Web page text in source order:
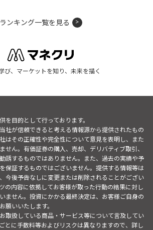
ランキング一覧を見る
び、マーケットを知り、未来を描く
を目的として行っております。
社が信頼できると考える情報源から提供されたもの
はその正確性や完全性について意見を表明し、また
せん。有価証券の購入、売却、デリバティブ取引、
誘するものではありません。また、過去の実績や予
保証するものではございません。提供する情報等は
今後予告なしに変更または削除されることがござい
の内容に依拠してお客様が取った行動の結果に対し
ません。投資にかかる最終決定は、お客様ご自身の
願いいたします。
取扱している商品・サービス等について言及してい
とに手数料等およびリスクは異なりますので、詳し